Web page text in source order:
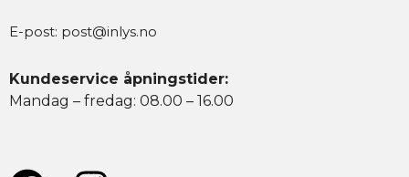
E-post: post@inlys.no
Kundeservice åpningstider:
Mandag – fredag: 08.00 – 16.00